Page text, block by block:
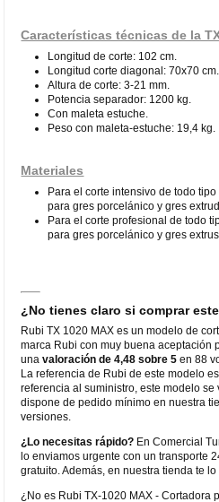
Características técnicas de la
Longitud de corte: 102 cm.
Longitud corte diagonal: 70x70 cm.
Altura de corte: 3-21 mm.
Potencia separador: 1200 kg.
Con maleta estuche.
Peso con maleta-estuche: 19,4 kg.
Materiales
Para el corte intensivo de todo
para gres porcelánico y gres
Para el corte profesional de todo
para gres porcelánico y gres
¿No tienes claro si comprar
Rubi TX 1020 MAX es un modelo de
marca Rubi con muy buena aceptación
unavaloración de 4,48 sobre 5 en 88
La referencia de Rubi de este modelo
referencia al suministro, este modelo
dispone de pedido mínimo en nuestra
versiones.
¿Lo necesitas rápido? En Comercial
lo enviamos urgente con un transporte
gratuito. Además, en nuestra tienda te
¿No es Rubi TX-1020 MAX - Cortadora